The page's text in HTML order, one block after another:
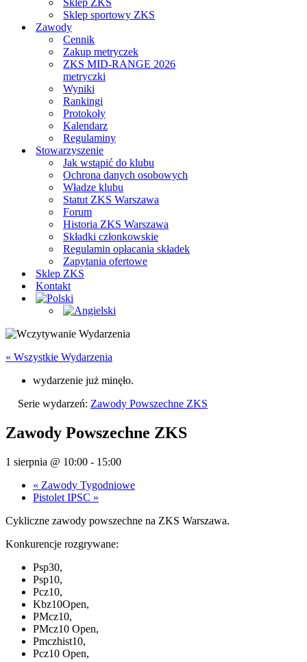
Sklep ZKS
Sklep sportowy ZKS
Zawody
Cennik
Zakup metryczek
ZKS MID-RANGE 2026
metryczki
Wyniki
Rankingi
Protokoły
Kalendarz
Regulaminy
Stowarzyszenie
Jak wstąpić do klubu
Ochrona danych osobowych
Władze klubu
Statut ZKS Warszawa
Forum
Historia ZKS Warszawa
Składki członkowskie
Regulamin opłacania składek
Zapytania ofertowe
Sklep ZKS
Kontakt
« Wszystkie Wydarzenia
wydarzenie już minęło.
Serie wydarzeń: Zawody Powszechne ZKS
Zawody Powszechne ZKS
1 sierpnia @ 10:00 - 15:00
« Zawody Tygodniowe
Pistolet IPSC »
Cykliczne zawody powszechne na ZKS Warszawa.
Konkurencje rozgrywane:
Psp30,
Psp10,
Pcz10,
Kbz10Open,
PMcz10,
PMcz10 Open,
Pmczhist10,
Pcz10 Open,